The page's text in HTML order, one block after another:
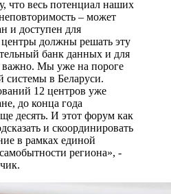
что весь потенциал наших
– может
и доступен для
должны решать эту
банк данных и для
важно. Мы уже на пороге
системы в Беларуси.
12 центров уже
до конца года
десять. И этот форум как
и скоординировать
в рамках единой
региона», -